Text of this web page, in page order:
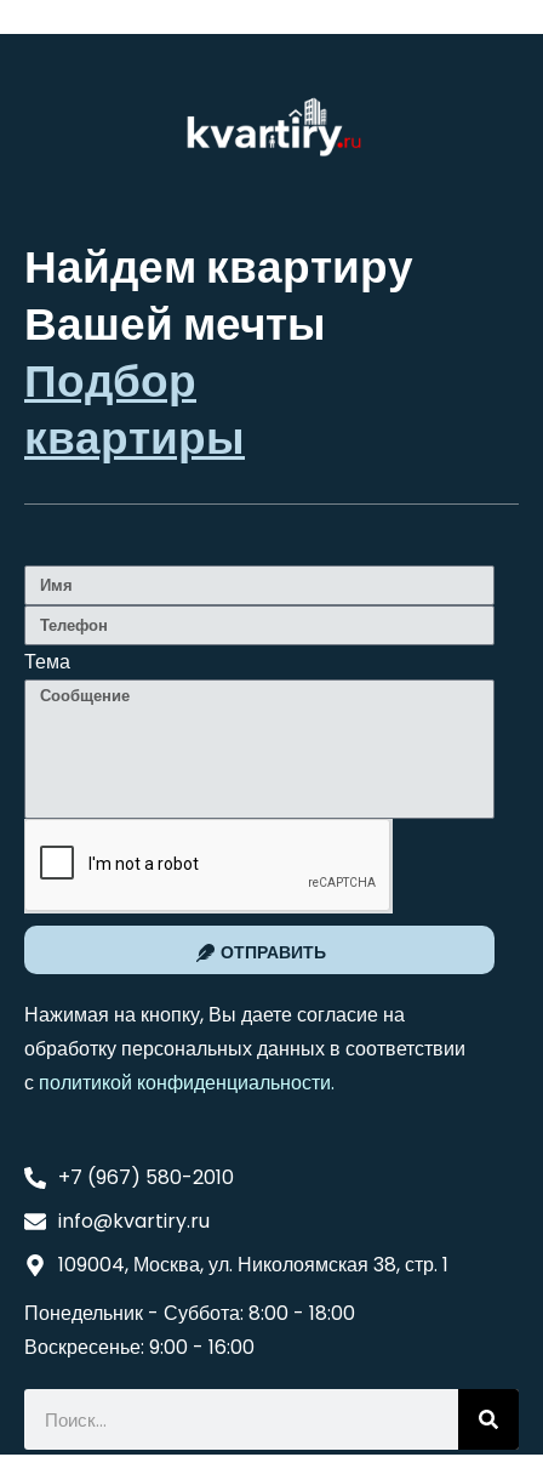
Найдем квартиру
Вашей мечты
Подбор
квартиры
Тема
ОТПРАВИТЬ
Нажимая на кнопку, Вы даете согласие на
обработку персональных данных в соответствии
с политикой конфиденциальности.
+7 (967) 580-2010
info@kvartiry.ru
109004, Москва, ул. Николоямская 38, стр. 1
Понедельник - Суббота: 8:00 - 18:00
Воскресенье: 9:00 - 16:00